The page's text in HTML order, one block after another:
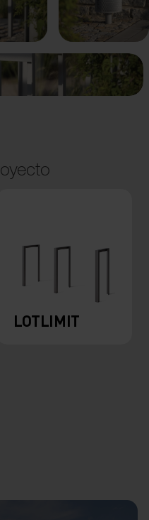
Siguiente
LOTLIMIT